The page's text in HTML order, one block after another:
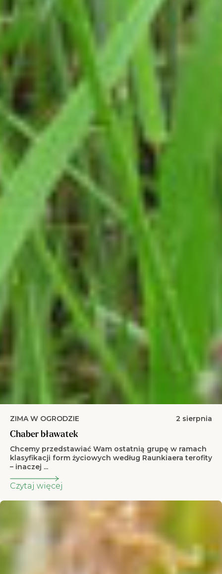
ZIMA W OGRODZIE 2 sierpnia
Chaber bławatek
Chcemy przedstawiać Wam ostatnią grupę w ramach
klasyfikacji form życiowych według Raunkiaera terofity
– inaczej ...
Czytaj więcej